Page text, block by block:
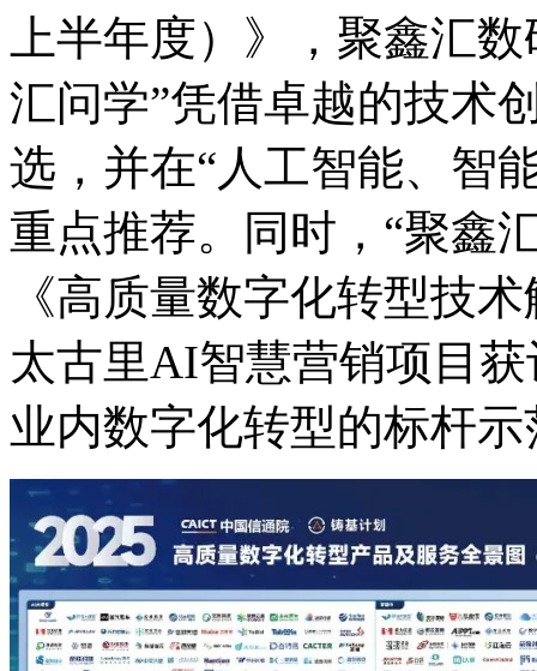
上半年度）》，聚鑫
汇问学”凭借卓越的技术
选，并在“人工智能、
重点推荐。同时，“聚
《高质量数字化转型技术
太古里AI智慧营销项目获
业内数字化转型的标杆示